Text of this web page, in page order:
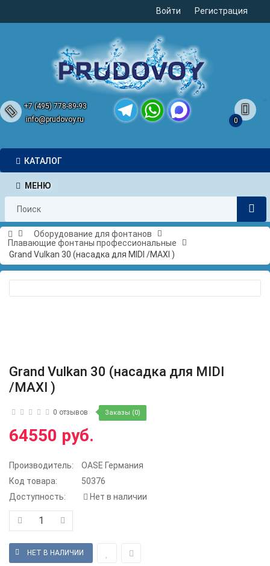
Войти Регистрация
+7 (495) 778-89-93
info@prudovoy.ru
0
КАТАЛОГ
МЕНЮ
Оборудование для фонтанов
Плавающие фонтаны профессиональные
Grand Vulkan 30 (насадка для MIDI /MAXI )
Grand Vulkan 30 (насадка для MIDI
/MAXI )
0 отзывов Заказы (0)
64550 руб.
Производитель:
OASE Германия
Код товара:
50376
Доступность:
Нет в наличии